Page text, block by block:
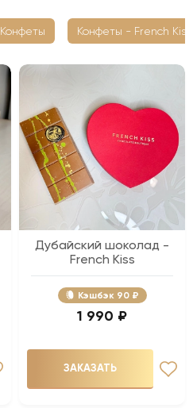
Конфеты Конфеты - French Kiss
Дубайский шоколад -
French Kiss
Кэшбэк 90 ₽
1 990 ₽
ЗАКАЗАТЬ